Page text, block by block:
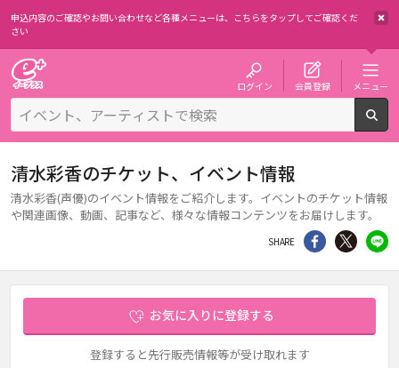
申込内容のご確認やお問い合わせなど各種メニューは、 こちらをタップしてご確認くだ
さい
ログイン 会員登録 メニュー
清水彩香のチケット、イベント情報
清水彩香(声優)のイベント情報をご紹介します。イベントのチケット情報
や関連画像、動画、記事など、様々な情報コンテンツをお届けします。
SHARE シェア Twitter
お気に入りに登録する
登録すると先行販売情報等が受け取れます